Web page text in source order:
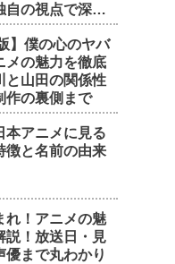
自の視点で深掘
】僕の心のヤバ
メの魅力を徹底
と山田の関係性
作の裏側まで
本アニメに見る
徴と名前の由来
れ！アニメの魅
説！放送日・見
優まで丸わかり